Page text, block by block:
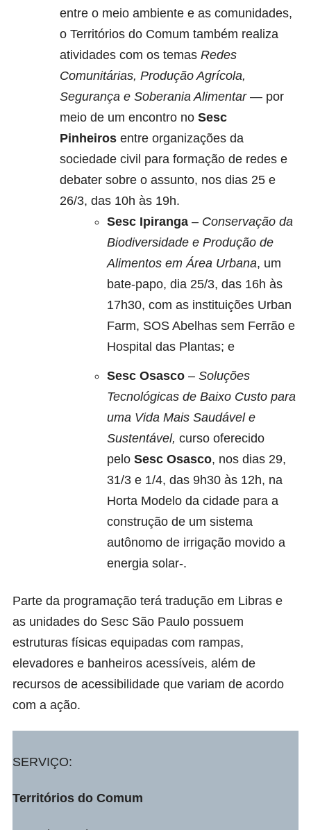
entre o meio ambiente e as comunidades,
o Territórios do Comum também realiza
atividades com os temas Redes
Comunitárias, Produção Agrícola,
Segurança e Soberania Alimentar— por
meio de um encontro no Sesc
Pinheiros entre organizações da
sociedade civil para formação de redes e
debater sobre o assunto, nos dias 25 e
26/3, das 10h às 19h.
Sesc Ipiranga – Conservação da
Biodiversidade e Produção de
Alimentos em Área Urbana, um
bate-papo, dia 25/3, das 16h às
17h30, com as instituições Urban
Farm, SOS Abelhas sem Ferrão e
Hospital das Plantas; e
Sesc Osasco – Soluções
Tecnológicas de Baixo Custo para
uma Vida Mais Saudável e
Sustentável, curso oferecido
pelo Sesc Osasco, nos dias 29,
31/3 e 1/4, das 9h30 às 12h, na
Horta Modelo da cidade para a
construção de um sistema
autônomo de irrigação movido a
energia solar-.
Parte da programação terá tradução em Libras e
as unidades do Sesc São Paulo possuem
estruturas físicas equipadas com rampas,
elevadores e banheiros acessíveis, além de
recursos de acessibilidade que variam de acordo
com a ação.
SERVIÇO:
Territórios do Comum